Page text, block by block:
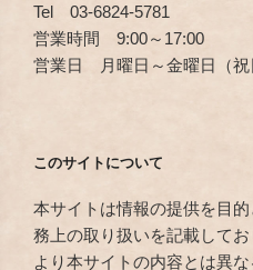
Tel 03-6824-5781
営業時間 9:00～17:00
営業日 月曜日～金曜日（祝
このサイトについて
本サイトは情報の提供を目
務上の取り扱いを記載して
より本サイトの内容とは異